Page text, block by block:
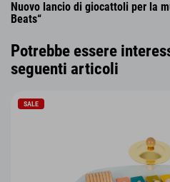
Nuovo lancio di giocattoli per la
Beats“
Potrebbe essere
seguenti articoli
SALE